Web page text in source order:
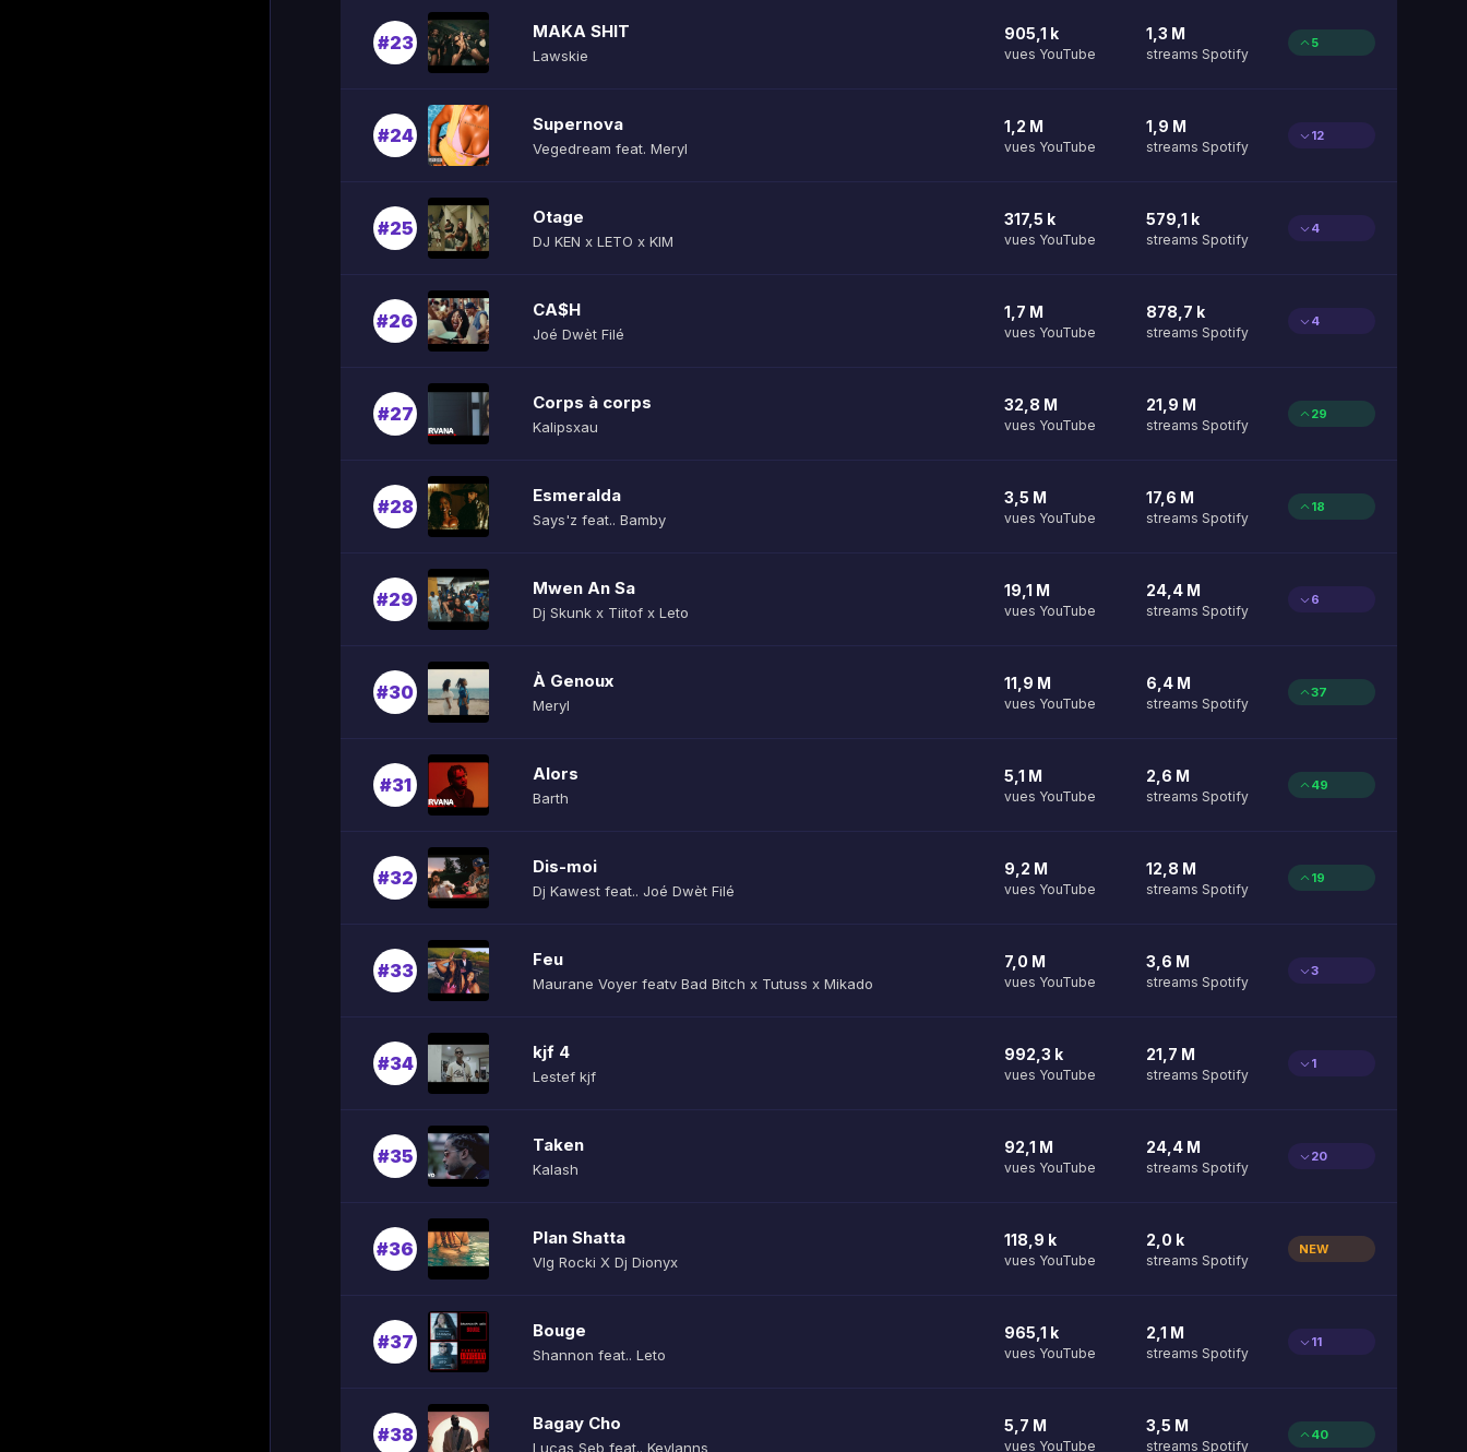
#23
MAKA SHIT
Lawskie
905,1 k
vues YouTube
1,3 M
streams Spotify
5
#24
Supernova
Vegedream feat. Meryl
1,2 M
vues YouTube
1,9 M
streams Spotify
12
#25
Otage
DJ KEN x LETO x KIM
317,5 k
vues YouTube
579,1 k
streams Spotify
4
#26
CA$H
Joé Dwèt Filé
1,7 M
vues YouTube
878,7 k
streams Spotify
4
#27
Corps à corps
Kalipsxau
32,8 M
vues YouTube
21,9 M
streams Spotify
29
#28
Esmeralda
Says'z feat.. Bamby
3,5 M
vues YouTube
17,6 M
streams Spotify
18
#29
Mwen An Sa
Dj Skunk x Tiitof x Leto
19,1 M
vues YouTube
24,4 M
streams Spotify
6
#30
À Genoux
Meryl
11,9 M
vues YouTube
6,4 M
streams Spotify
37
#31
Alors
Barth
5,1 M
vues YouTube
2,6 M
streams Spotify
49
#32
Dis-moi
Dj Kawest feat.. Joé Dwèt Filé
9,2 M
vues YouTube
12,8 M
streams Spotify
19
#33
Feu
Maurane Voyer featv Bad Bitch x Tutuss x Mikado
7,0 M
vues YouTube
3,6 M
streams Spotify
3
#34
kjf 4
Lestef kjf
992,3 k
vues YouTube
21,7 M
streams Spotify
1
#35
Taken
Kalash
92,1 M
vues YouTube
24,4 M
streams Spotify
20
#36
Plan Shatta
Vlg Rocki X Dj Dionyx
118,9 k
vues YouTube
2,0 k
streams Spotify
NEW
#37
Bouge
Shannon feat.. Leto
965,1 k
vues YouTube
2,1 M
streams Spotify
11
#38
Bagay Cho
Lucas Seb feat.. Keylanns
5,7 M
vues YouTube
3,5 M
streams Spotify
40